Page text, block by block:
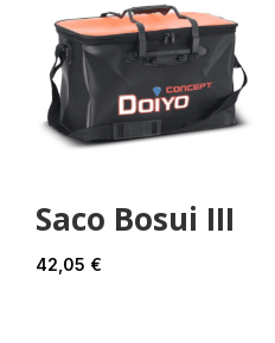
Saco Bosui III
42,05 €